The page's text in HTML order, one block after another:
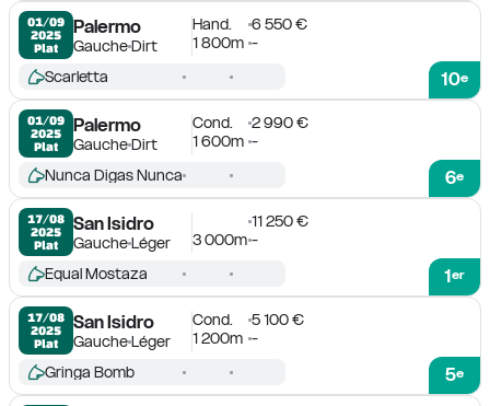
01/09
2025
Plat
Palermo
GaucheDirt
Hand.
6 550 €
1 800m -
10e
Scarletta
01/09
2025
Plat
Palermo
GaucheDirt
Cond.
2 990 €
1 600m -
6e
Nunca Digas Nunca
17/08
2025
Plat
San Isidro
GaucheLéger
11 250 €
3 000m -
1er
Equal Mostaza
17/08
2025
Plat
San Isidro
GaucheLéger
Cond.
5 100 €
1 200m -
5e
Gringa Bomb